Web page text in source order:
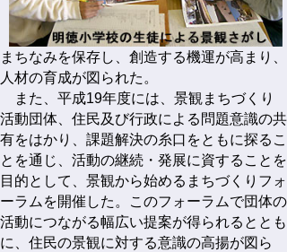
まちなみを保存し、創造する機運が高まり、
人材の育成が図られた。
また、平成19年度には、景観まちづくり
活動団体、住民及び行政による問題意識の共
有をはかり、課題解決の糸口をともに探るこ
とを通じ、活動の継続・発展に資することを
目的として、景観から始めるまちづくりフォ
ーラムを開催した。このフォーラムで団体の
活動につながる幅広い提案が得られるととも
に、住民の景観に対する意識の高揚が図ら